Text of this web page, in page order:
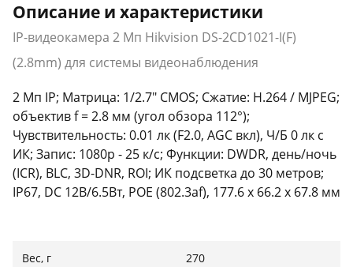
Описание и характеристики
IP-видеокамера 2 Мп Hikvision DS-2CD1021-I(F)
(2.8mm) для системы видеонаблюдения
2 Мп IP; Матрица: 1/2.7" CMOS; Сжатие: H.264 / MJPEG;
объектив f = 2.8 мм (угол обзора 112°);
Чувствительность: 0.01 лк (F2.0, AGC вкл), Ч/Б 0 лк с
ИК; Запис: 1080р - 25 к/с; Функции: DWDR, день/ночь
(ICR), BLC, 3D-DNR, ROI; ИК подсветка до 30 метров;
IP67, DC 12В/6.5Вт, POE (802.3af), 177.6 x 66.2 x 67.8 мм
Вес, г 270